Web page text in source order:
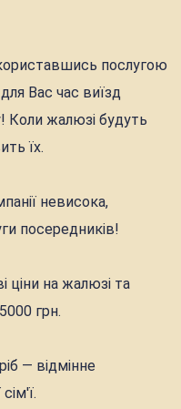
послугою
Вас час виїзд
Коли жалюзі будуть
їх.
невисока,
посередників!
ціни на жалюзі та
грн.
— відмінне